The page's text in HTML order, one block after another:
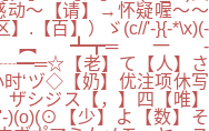
～【请】→怀疑喔～～
.【百】）ゞ(c//'-}{-*\x)(-
一-
【老】て【人】さ
时‘ヅ◇【奶】优注项休写
シジス【，】四【唯】
)(o)(⊙【少】よ【数】そ